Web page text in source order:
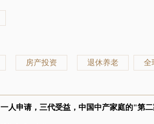
房产投资 退休养老 全
一人申请，三代受益，中国中产家庭的"第二